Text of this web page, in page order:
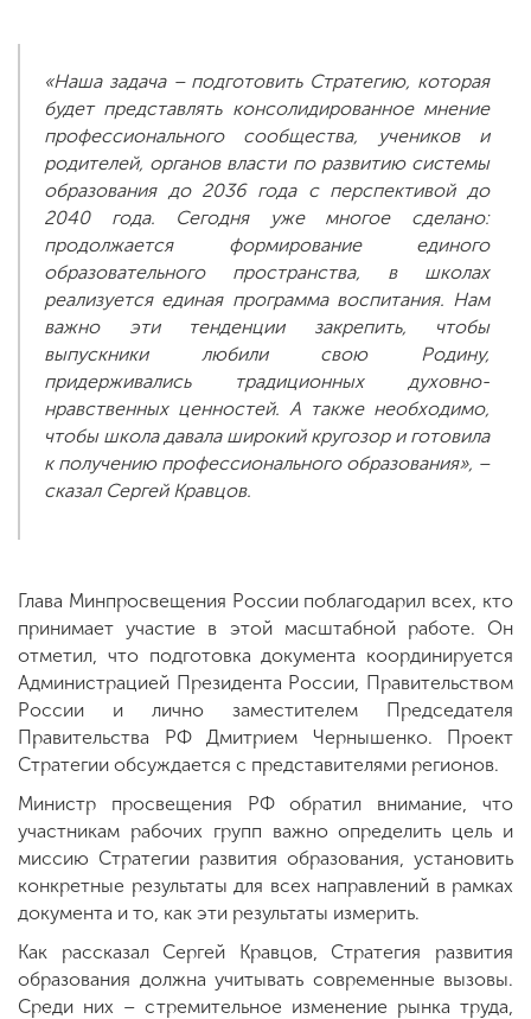
«Наша задача – подготовить Стратегию, которая
будет представлять консолидированное мнение
профессионального сообщества, учеников и
родителей, органов власти по развитию системы
образования до 2036 года с перспективой до
2040 года. Сегодня уже многое сделано:
продолжается формирование единого
образовательного пространства, в школах
реализуется единая программа воспитания. Нам
важно эти тенденции закрепить, чтобы
выпускники любили свою Родину,
придерживались традиционных духовно-
нравственных ценностей. А также необходимо,
чтобы школа давала широкий кругозор и готовила
к получению профессионального образования», –
сказал Сергей Кравцов.
Глава Минпросвещения России поблагодарил всех, кто
принимает участие в этой масштабной работе. Он
отметил, что подготовка документа координируется
Администрацией Президента России, Правительством
России и лично заместителем Председателя
Правительства РФ Дмитрием Чернышенко. Проект
Стратегии обсуждается с представителями регионов.
Министр просвещения РФ обратил внимание, что
участникам рабочих групп важно определить цель и
миссию Стратегии развития образования, установить
конкретные результаты для всех направлений в рамках
документа и то, как эти результаты измерить.
Как рассказал Сергей Кравцов, Стратегия развития
образования должна учитывать современные вызовы.
Среди них – стремительное изменение рынка труда,